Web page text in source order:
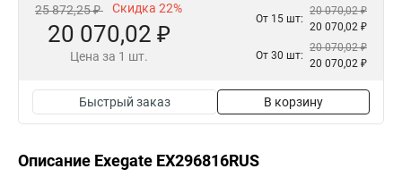
25 872,25 ₽ Скидка 22%
20 070,02 ₽
Цена за 1 шт.
От 15 шт:
20 070,02 ₽
20 070,02 ₽
От 30 шт:
20 070,02 ₽
20 070,02 ₽
Быстрый заказ В корзину
Описание Exegate EX296816RUS